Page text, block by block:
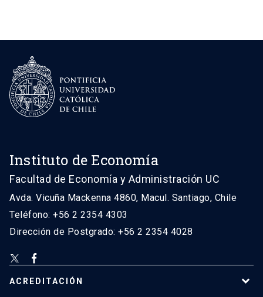
Instituto de Economía
Facultad de Economía y Administración UC
Avda. Vicuña Mackenna 4860, Macul. Santiago, Chile
Teléfono: +56 2 2354 4303
Dirección de Postgrado: +56 2 2354 4028
ACREDITACIÓN